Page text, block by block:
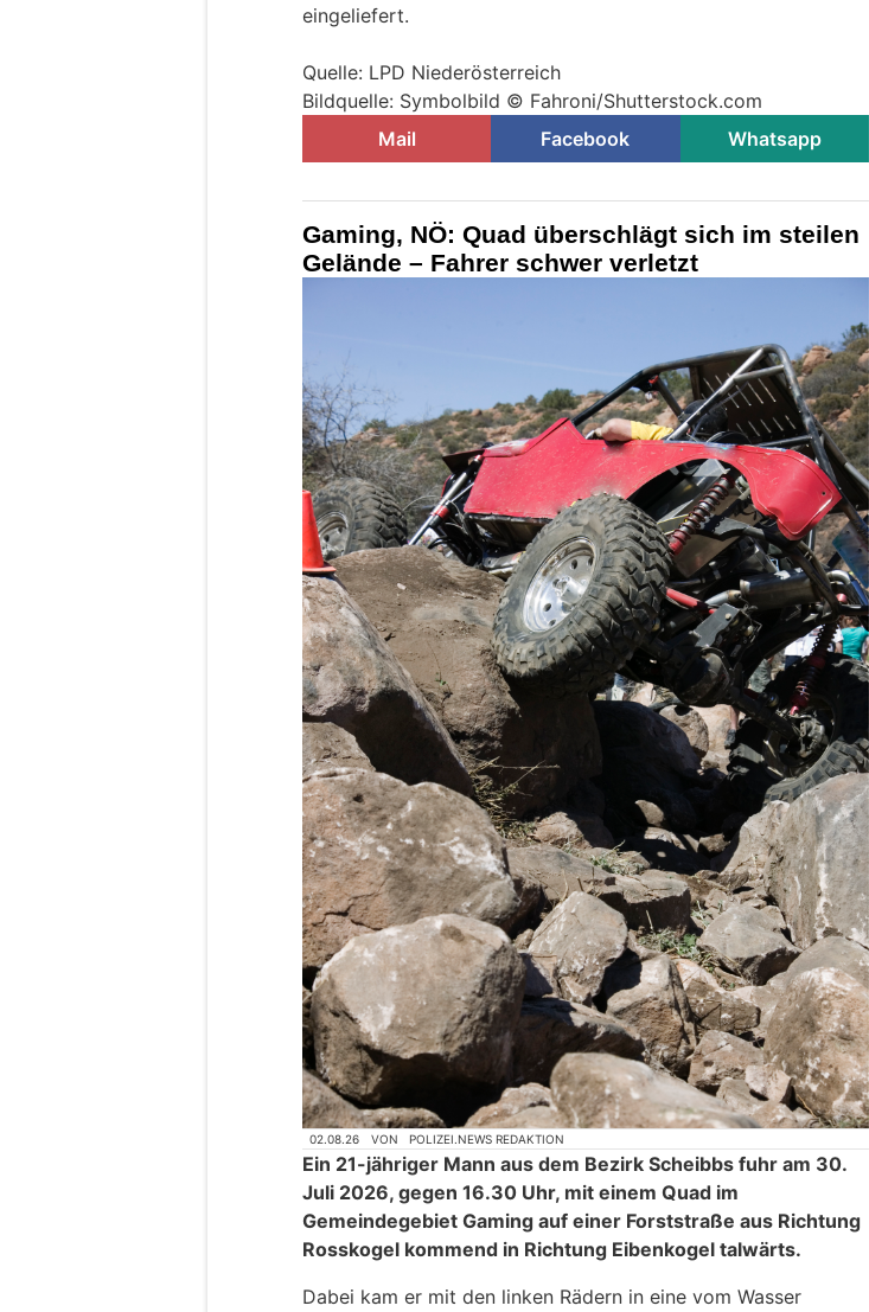
eingeliefert.
Quelle: LPD Niederösterreich
Bildquelle: Symbolbild © Fahroni/Shutterstock.com
Mail
Facebook Whatsapp
Gaming, NÖ: Quad überschlägt sich im steilen
Gelände – Fahrer schwer verletzt
02.08.26 VON POLIZEI.NEWS REDAKTION
Ein 21-jähriger Mann aus dem Bezirk Scheibbs fuhr am 30.
Juli 2026, gegen 16.30 Uhr, mit einem Quad im
Gemeindegebiet Gaming auf einer Forststraße aus Richtung
Rosskogel kommend in Richtung Eibenkogel talwärts.
Dabei kam er mit den linken Rädern in eine vom Wasser